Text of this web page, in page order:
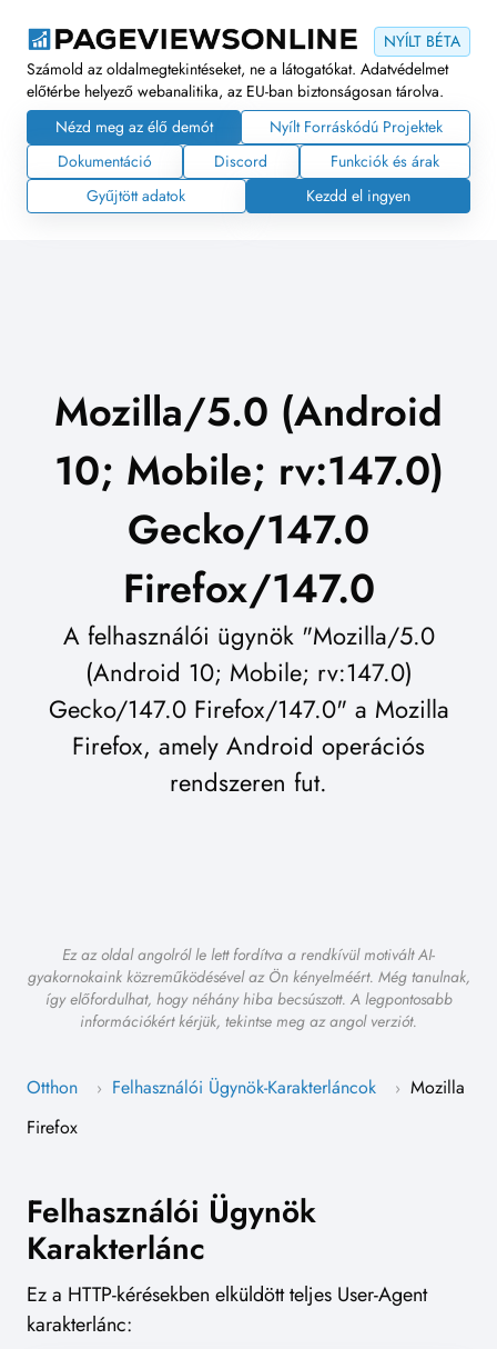
NYÍLT BÉTA
Számold az oldalmegtekintéseket, ne a látogatókat. Adatvédelmet
előtérbe helyező webanalitika, az EU-ban biztonságosan tárolva.
Nézd meg az élő demót
Nyílt Forráskódú Projektek
Dokumentáció
Discord
Funkciók és árak
Gyűjtött adatok
Kezdd el ingyen
Mozilla/5.0 (Android
10; Mobile; rv:147.0)
Gecko/147.0
Firefox/147.0
A felhasználói ügynök "Mozilla/5.0
(Android 10; Mobile; rv:147.0)
Gecko/147.0 Firefox/147.0" a Mozilla
Firefox, amely Android operációs
rendszeren fut.
Ez az oldal angolról le lett fordítva a rendkívül motivált AI-
gyakornokaink közreműködésével az Ön kényelméért. Még tanulnak,
így előfordulhat, hogy néhány hiba becsúszott. A legpontosabb
információkért kérjük, tekintse meg az angol verziót.
Otthon › Felhasználói Ügynök-Karakterláncok › Mozilla
Firefox
Felhasználói Ügynök
Karakterlánc
Ez a HTTP-kérésekben elküldött teljes User-Agent
karakterlánc: